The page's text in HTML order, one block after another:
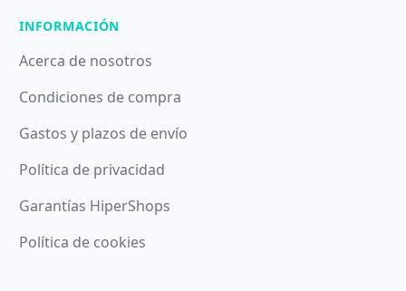
INFORMACIÓN
Acerca de nosotros
Condiciones de compra
Gastos y plazos de envío
Política de privacidad
Garantías HiperShops
Política de cookies